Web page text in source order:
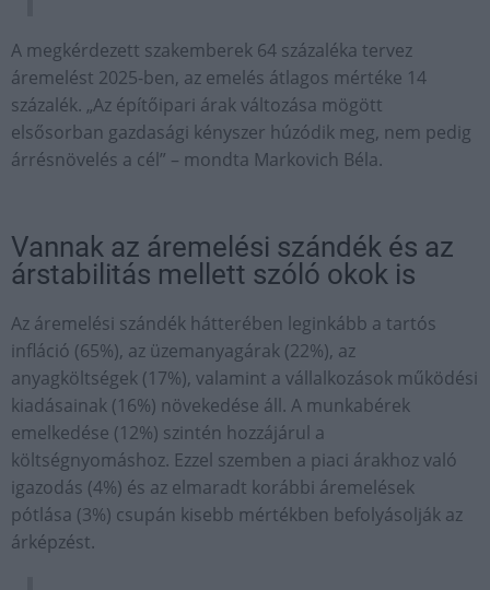
A megkérdezett szakemberek 64 százaléka tervez
áremelést 2025-ben, az emelés átlagos mértéke 14
százalék. „Az építőipari árak változása mögött
elsősorban gazdasági kényszer húzódik meg, nem pedig
árrésnövelés a cél” – mondta Markovich Béla.
Vannak az áremelési szándék és az
árstabilitás mellett szóló okok is
Az áremelési szándék hátterében leginkább a tartós
infláció (65%), az üzemanyagárak (22%), az
anyagköltségek (17%), valamint a vállalkozások működési
kiadásainak (16%) növekedése áll. A munkabérek
emelkedése (12%) szintén hozzájárul a
költségnyomáshoz. Ezzel szemben a piaci árakhoz való
igazodás (4%) és az elmaradt korábbi áremelések
pótlása (3%) csupán kisebb mértékben befolyásolják az
árképzést.